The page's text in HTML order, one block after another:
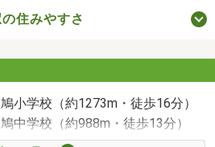
め、無料の住宅ローン事前審査
果が出ます。提携金融機関との
もＵＰ！
わせください♪
住みやすさ
小学校（約1273m・徒歩16分）
中学校（約988m・徒歩13分）
町立たつた保育園（約710m・徒